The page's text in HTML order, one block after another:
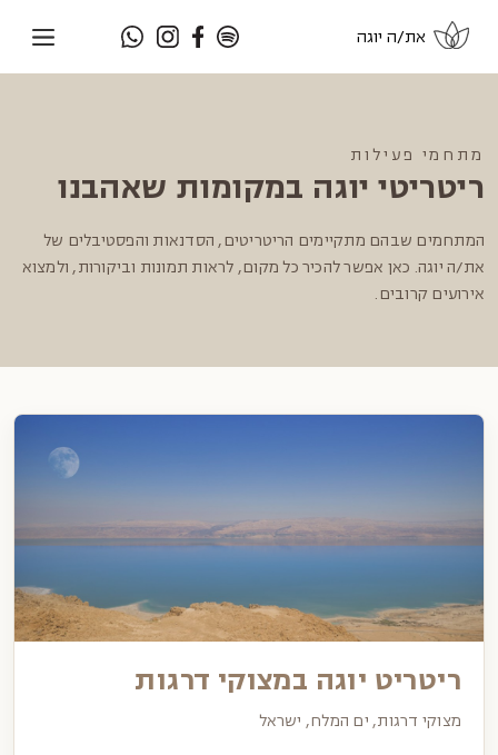
את/ה יוגה
מתחמי פעילות
ריטריטי יוגה במקומות שאהבנו
המתחמים שבהם מתקיימים הריטריטים, הסדנאות והפסטיבלים של
את/ה יוגה. כאן אפשר להכיר כל מקום, לראות תמונות וביקורות, ולמצוא
אירועים קרובים.
ריטריט יוגה במצוקי דרגות
מצוקי דרגות, ים המלח, ישראל